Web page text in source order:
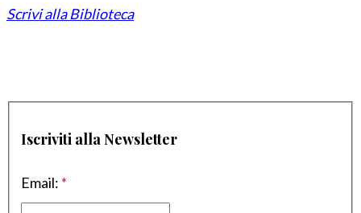
Scrivi alla Biblioteca
Iscriviti alla Newsletter
Email: *